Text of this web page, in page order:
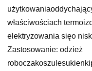
właściwościach
elektryzowania sięo
Zastosowanie: odzież